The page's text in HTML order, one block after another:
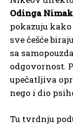
Odinga
pokazuju
sve češće
sa
odgovornost.
upečatljiva
nego i dio
Tu tvrdnju